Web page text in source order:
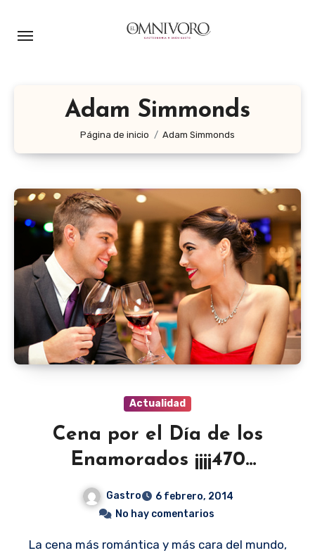
Adam Simmonds
Página de inicio Adam Simmonds
Actualidad
Cena por el Día de los
Enamorados ¡¡¡¡470
Gastro
6 febrero, 2014
No hay comentarios
La cena más romántica y más cara del mundo,